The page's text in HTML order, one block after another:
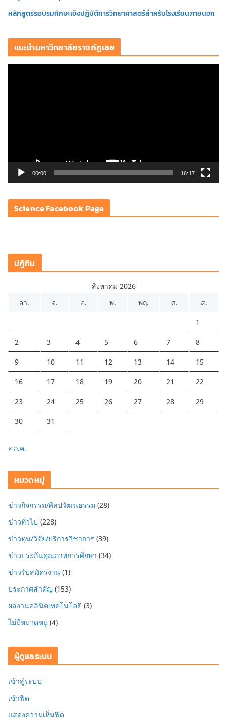
หลักสูตรรอบรมทักษะเชิงปฏิบัติการวิทยาศาสตร์สำหรับโรงเรียนภายนอก
แนะนำมหาวิทยาลัยราชภัฏเลย
ดี
โ
00:00 16:17
Science Facebook Page
ปฎิทิน
สิงหาคม 2026
อา.
จ. อ. พ. พฤ. ศ. ส.
1
2 3 4 5 6 7 8
9 10 11 12 13 14 15
16 17 18 19 20 21 22
23 24 25 26 27 28 29
30 31
« ก.ค.
หมวดหมู่
ข่าวกิจกรรม/ศิลปวัฒนธรรม (28)
ข่าวทั่วไป (228)
ข่าวทุน/วิจัย/บริการวิชาการ (39)
ข่าวประกันคุณภาพการศึกษา (34)
ข่าวรับสมัครงาน (1)
ประกาศสำคัญ (153)
ผลงานคลินิคเทคโนโลยี (3)
ไม่มีหมวดหมู่ (4)
ผู้ดูแลระบบ
เข้าสู่ระบบ
เข้าฟีด
แสดงความเห็นฟีด